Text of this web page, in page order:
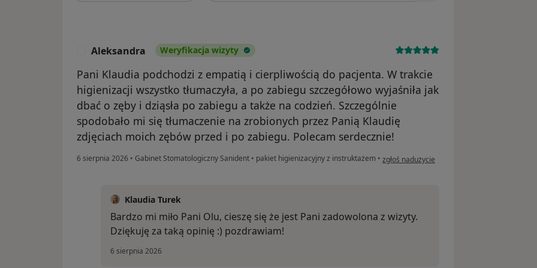
Aleksandra Weryfikacja wizyty
Pani Klaudia podchodzi z empatią i cierpliwością do pacjenta. W trakcie
higienizacji wszystko tłumaczyła, a po zabiegu szczegółowo wyjaśniła jak
dbać o zęby i dziąsła po zabiegu a także na codzień. Szczególnie
spodobało mi się tłumaczenie na zrobionych przez Panią Klaudię
zdjęciach moich zębów przed i po zabiegu. Polecam serdecznie!
6 sierpnia 2026 • Gabinet Stomatologiczny Sanident • pakiet higienizacyjny z instruktażem • w opinii użytkownika Aleksandra
zgłoś nadużycie
Klaudia Turek
Bardzo mi miło Pani Olu, cieszę się że jest Pani zadowolona z wizyty.
Dziękuję za taką opinię :) pozdrawiam!
6 sierpnia 2026